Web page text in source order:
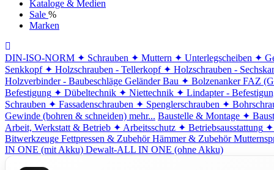
Kataloge & Medien
Sale %
Marken
DIN-ISO-NORM ✦ Schrauben ✦ Muttern ✦ Unterlegscheiben ✦
Senkkopf ✦ Holzschrauben - Tellerkopf ✦ Holzschrauben -
Holzverbinder - Baubeschläge Geländer Bau ✦ Bolzenanker FAZ
Befestigung ✦ Dübeltechnik ✦ Niettechnik ✦ Lindapter -
Schrauben ✦ Fassadenschrauben ✦ Spenglerschrauben ✦
Gewinde (bohren & schneiden) mehr... Baustelle & Montage ✦
Arbeit, Werkstatt & Betrieb ✦ Arbeitsschutz ✦ Betriebsausstattung ✦
Bitwerkzeuge Fettpressen & Zubehör Hämmer & Zubehör
IN ONE (mit Akku) Dewalt-ALL IN ONE (ohne Akku)